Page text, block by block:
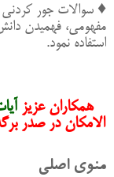
♦️ سوالات جور کردنی
مفهومی، فهمیدن
استفاده نمود.
همکاران عزیز
الامکان در صدر
منوی اصلی